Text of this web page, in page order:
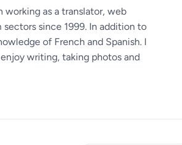
working as a translator, web
since 1999. In addition to
of French and Spanish. I
writing, taking photos and